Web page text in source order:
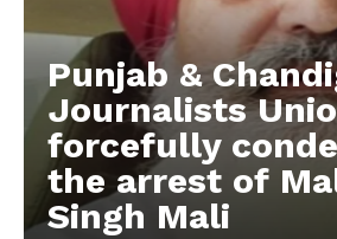
Punjab &
Journalists
forcefully
the arrest of
Singh Mali